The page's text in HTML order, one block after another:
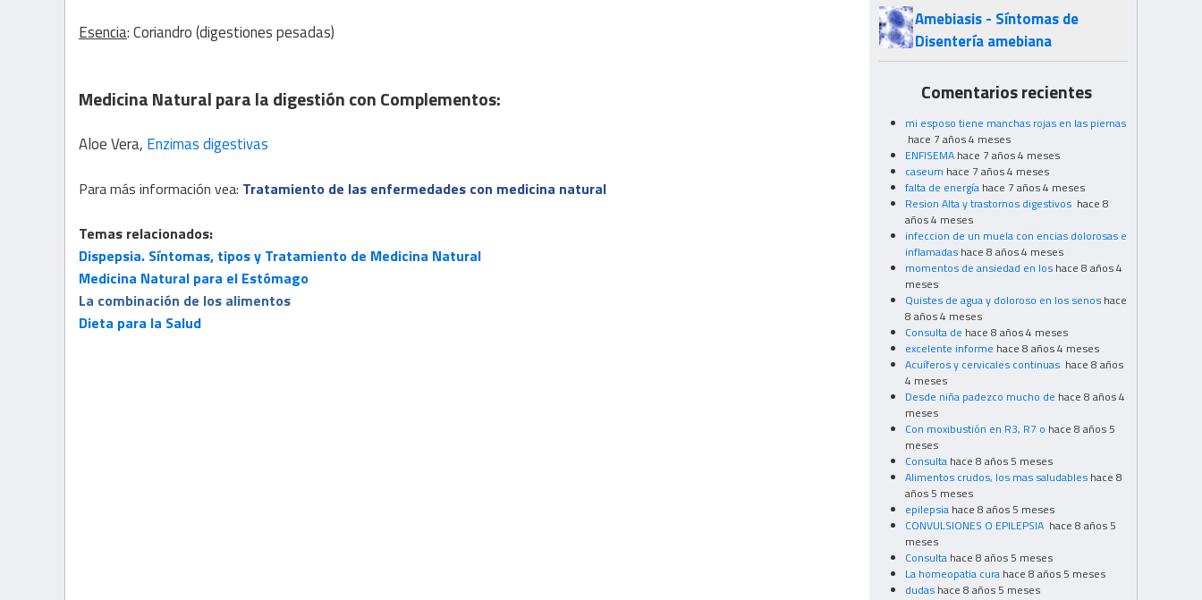
Esencia: Coriandro (digestiones pesadas)
Medicina Natural para la digestión con Complementos:
Aloe Vera, Enzimas digestivas
Para más información vea: Tratamiento de las enfermedades con medicina natural
Temas relacionados:
Dispepsia. Síntomas, tipos y Tratamiento de Medicina Natural
Medicina Natural para el Estómago
La combinación de los alimentos
Dieta para la Salud
Amebiasis - Síntomas de
Disentería amebiana
Comentarios recientes
mi esposo tiene manchas rojas en las piernas
hace 7 años 4 meses
ENFISEMA hace 7 años 4 meses
caseum hace 7 años 4 meses
falta de energía hace 7 años 4 meses
Resion Alta y trastornos digestivos hace 8
años 4 meses
infeccion de un muela con encias dolorosas e
inflamadas hace 8 años 4 meses
momentos de ansiedad en los hace 8 años 4
meses
Quistes de agua y doloroso en los senos hace
8 años 4 meses
Consulta de hace 8 años 4 meses
excelente informe hace 8 años 4 meses
Acuíferos y cervicales continuas hace 8 años
4 meses
Desde niña padezco mucho de hace 8 años 4
meses
Con moxibustión en R3, R7 o hace 8 años 5
meses
Consulta hace 8 años 5 meses
Alimentos crudos, los mas saludables hace 8
años 5 meses
epilepsia hace 8 años 5 meses
CONVULSIONES O EPILEPSIA hace 8 años 5
meses
Consulta hace 8 años 5 meses
La homeopatia cura hace 8 años 5 meses
dudas hace 8 años 5 meses